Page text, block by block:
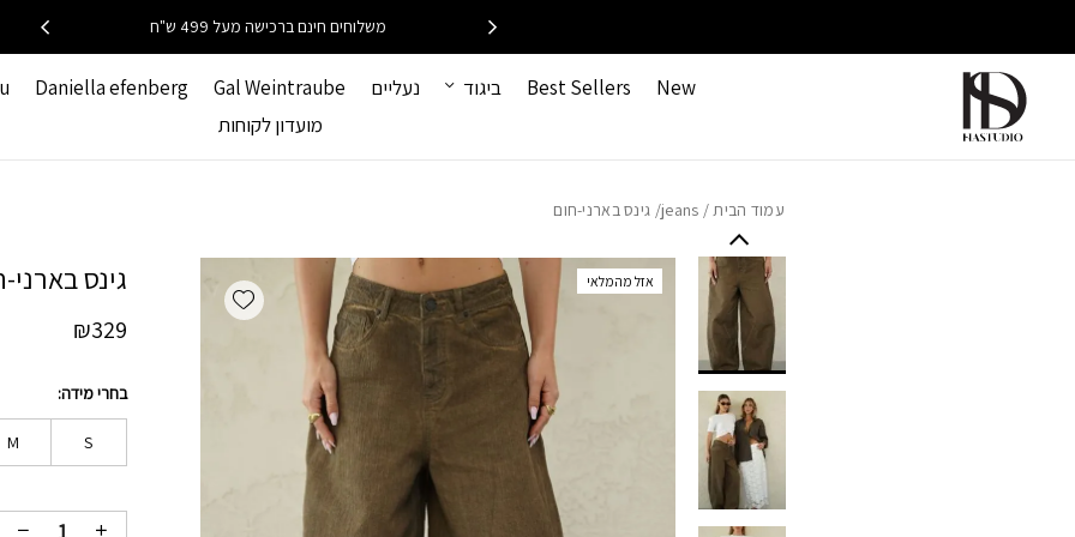
משלוחים חינם ברכישה מעל 499 ש"ח
New
Best Sellers ביגוד נעליים Gal Weintraube
Daniella efenberg
מועדון לקוחות
עמוד הבית /
jeans/ גינס בארני-חום
גינס
₪329
בחרי מידה
S
M
אזל מהמלאי Add wishlist